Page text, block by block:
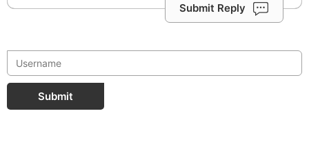
Submit Reply
Submit